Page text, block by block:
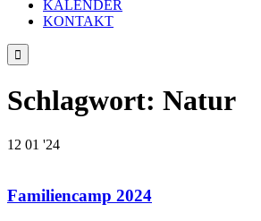
KALENDER
KONTAKT

Schlagwort: Natur
12 01 '24
Familiencamp 2024